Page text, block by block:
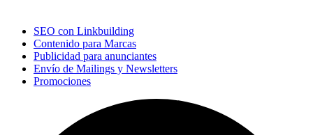
SEO con Linkbuilding
Contenido para Marcas
Publicidad para anunciantes
Envío de Mailings y Newsletters
Promociones